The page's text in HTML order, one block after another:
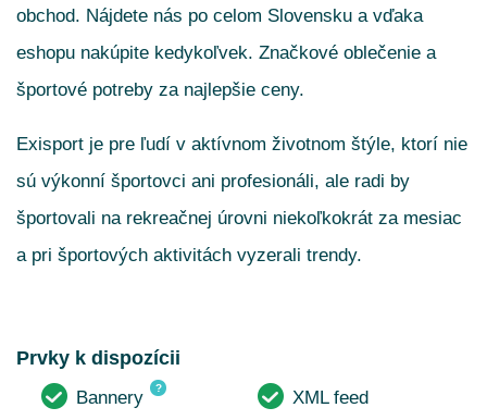
obchod. Nájdete nás po celom Slovensku a vďaka
eshopu nakúpite kedykoľvek. Značkové oblečenie a
športové potreby za najlepšie ceny.
Exisport je pre ľudí v aktívnom životnom štýle, ktorí nie
sú výkonní športovci ani profesionáli, ale radi by
športovali na rekreačnej úrovni niekoľkokrát za mesiac
a pri športových aktivitách vyzerali trendy.
Prvky k dispozícii
Bannery ? XML feed